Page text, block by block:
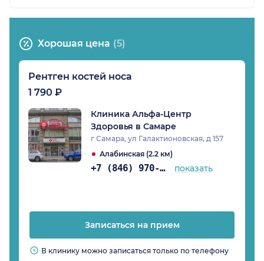
Хорошая цена (5)
Рентген костей носа
1 790 ₽
Клиника Альфа-Центр
Здоровья в Самаре
г Самара, ул Галактионовская, д 157
Алабинская (2.2 км)
+7 (846) 970-74-07 показать
Записаться на прием
В клинику можно записаться только по телефону